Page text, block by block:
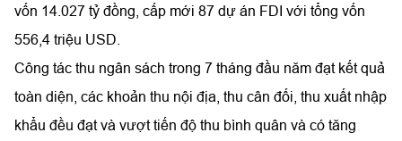
vốn 14.027 tỷ đồng, cấp mới 87 dự án FDI với tổng vốn
556,4 triệu USD.
Công tác thu ngân sách trong 7 tháng đầu năm đạt kết quả
toàn diện, các khoản thu nội địa, thu cân đối, thu xuất nhập
khẩu đều đạt và vượt tiến độ thu bình quân và có tăng